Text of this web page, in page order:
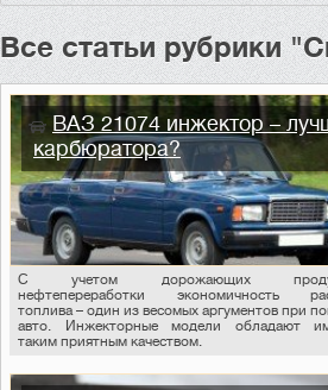
Все статьи рубрики
ВАЗ 21074 инжектор –
карбюратора?
С учетом дорожающих
нефтепереработки экономичность
топлива – один из весомых аргументов при
авто. Инжекторные модели обладают
таким приятным качеством.